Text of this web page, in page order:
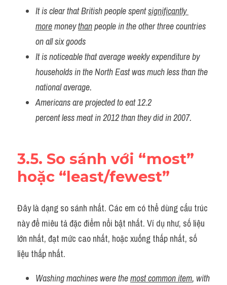
It is clear that British people spent significantly
more money than people in the other three countries
on all six goods
It is noticeable that average weekly expenditure by
households in the North East was much less than the
national average.
Americans are projected to eat 12.2
percent less meat in 2012 than they did in 2007.
3.5. So sánh với “most”
hoặc “least/fewest”
Đây là dạng so sánh nhất. Các em có thể dùng cấu trúc
này để miêu tả đặc điểm nổi bật nhất. Ví dụ như, số liệu
lớn nhất, đạt mức cao nhất, hoặc xuống thấp nhất, số
liệu thấp nhất.
Washing machines were the most common item, with